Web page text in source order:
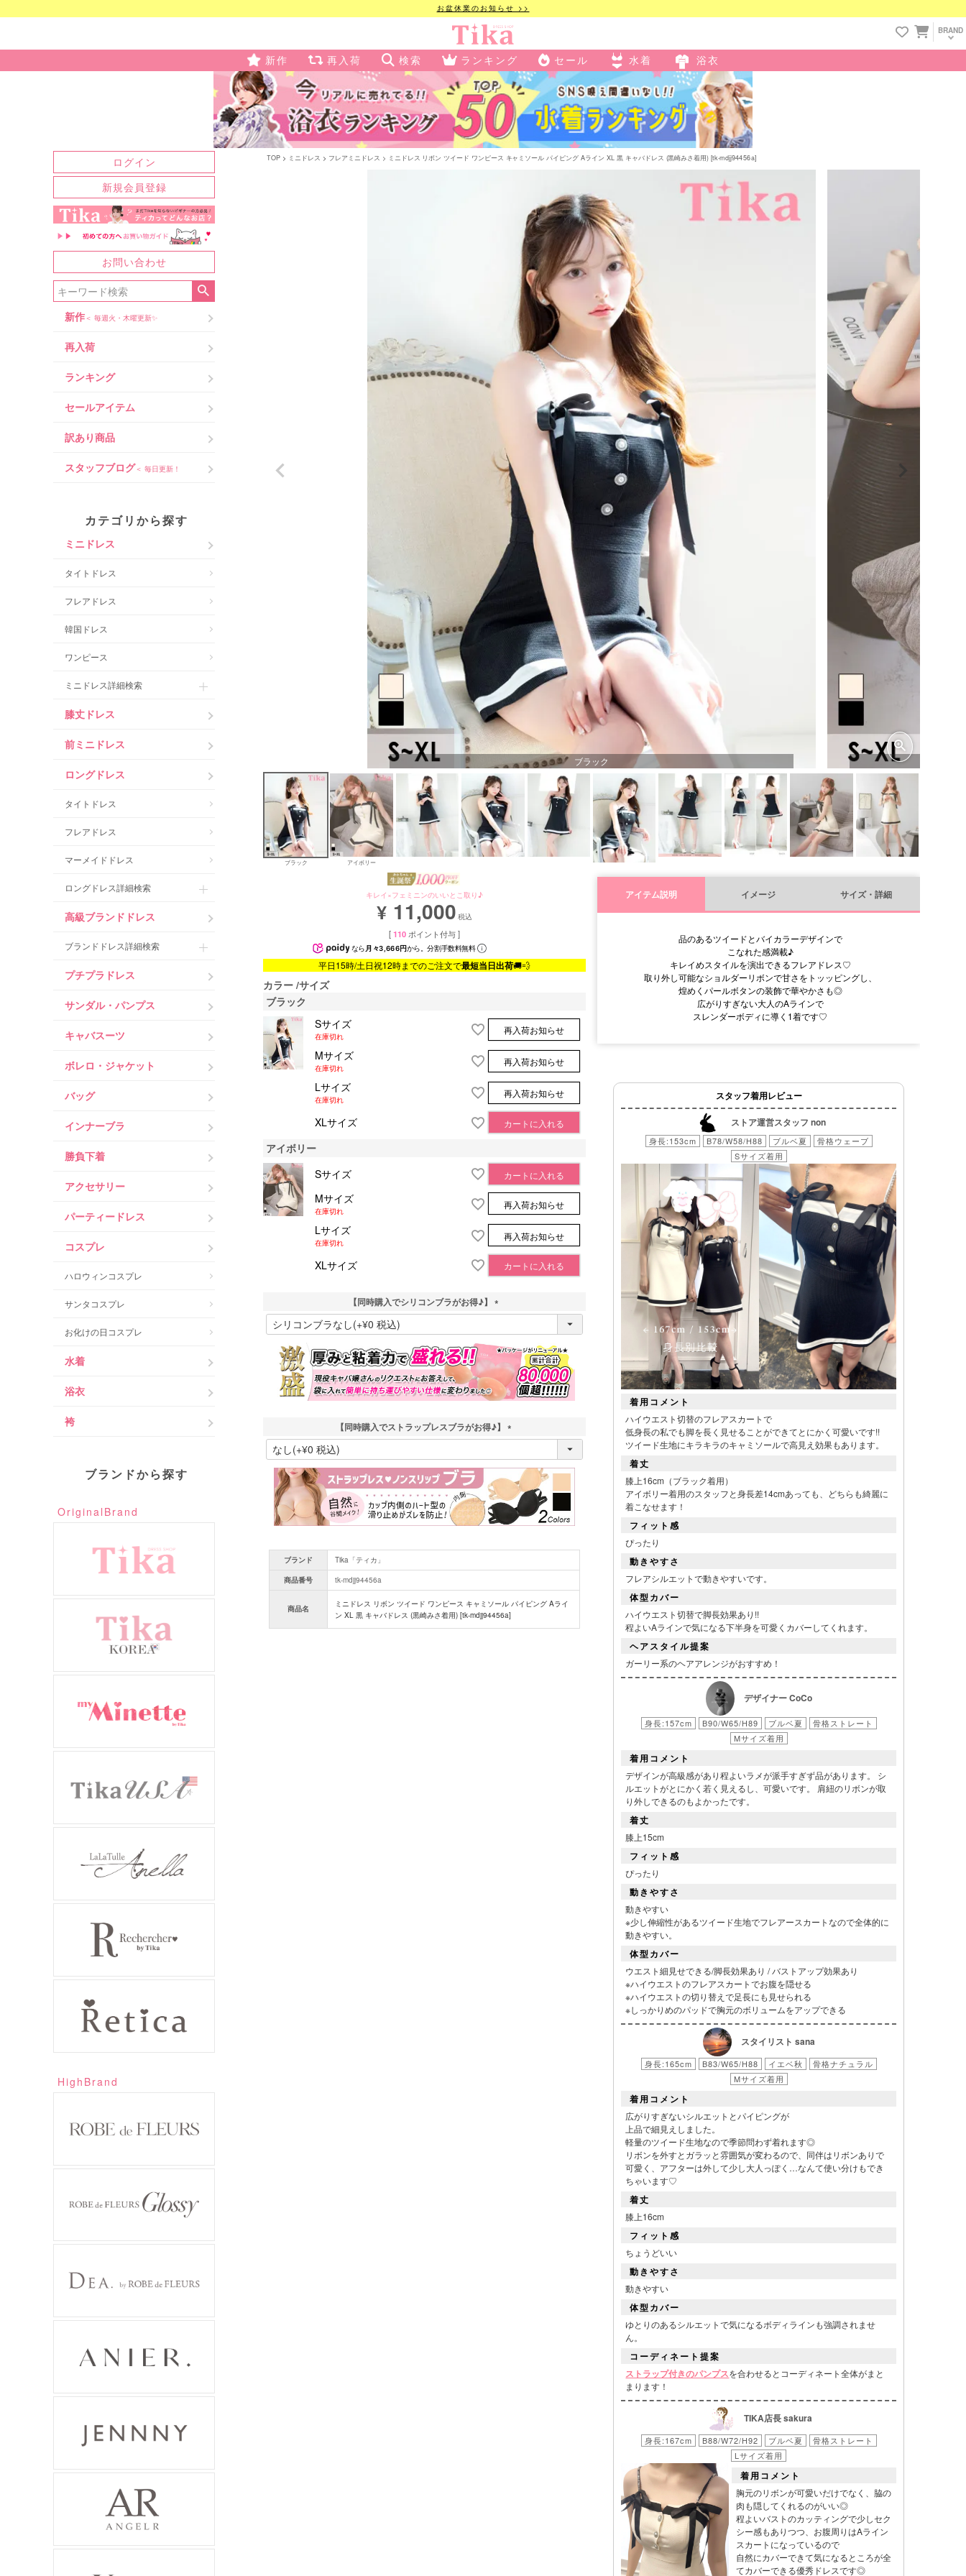
お盆休業のお知らせ >>
BRAND
新作 再入荷 検索 ランキング セール 水着 浴衣
ログイン
新規会員登録
お問い合わせ
新作＜ 毎週火・木曜更新✨
再入荷
ランキング
セールアイテム
訳あり商品
スタッフブログ＜ 毎日更新！
カテゴリから探す
ミニドレス
タイトドレス
フレアドレス
韓国ドレス
ワンピース
ミニドレス詳細検索
膝丈ドレス
前ミニドレス
ロングドレス
タイトドレス
フレアドレス
マーメイドドレス
ロングドレス詳細検索
高級ブランドドレス
ブランドドレス詳細検索
プチプラドレス
サンダル・パンプス
キャバスーツ
ボレロ・ジャケット
バッグ
インナーブラ
勝負下着
アクセサリー
パーティードレス
コスプレ
ハロウィンコスプレ
サンタコスプレ
お化けの日コスプレ
水着
浴衣
袴
ブランドから探す
OriginalBrand
HighBrand
TOP ミニドレス フレアミニドレス ミニドレス リボン ツイード ワンピース キャミソール パイピング Aライン XL 黒 キャバドレス (黒崎みさ着用) [tk-mdjj94456a]
ブラック
ブラック アイボリー
キレイ×フェミニンのいいとこ取り♪
¥ 11,000 税込
[110 ポイント付与 ]
なら 月々3,666円から。分割手数料無料
平日15時/土日祝12時までのご注文で最短当日出荷🚚💨
カラー サイズ
ブラック
Sサイズ
在庫切れ
再入荷お知らせ
Mサイズ
在庫切れ
再入荷お知らせ
Lサイズ
在庫切れ
再入荷お知らせ
XLサイズ カートに入れる
アイボリー
Sサイズ
カートに入れる
Mサイズ
在庫切れ
再入荷お知らせ
Lサイズ
在庫切れ
再入荷お知らせ
XLサイズ カートに入れる
【同時購入でシリコンブラがお得♪】
(
須
)
【同時購入でストラップレスブラがお得♪】
(
須
)
ブランド
Tika「ティカ」
商品番号
tk-mdjj94456a
商品名
ミニドレス リボン ツイード ワンピース キャミソール パイピング Aライ
ン XL 黒 キャバドレス (黒崎みさ着用) [tk-mdjj94456a]
アイテム説明 イメージ サイズ・詳細
品のあるツイードとバイカラーデザインで
こなれた感満載♪
キレイめスタイルを演出できるフレアドレス♡
取り外し可能なショルダーリボンで甘さをトッッピングし、
煌めくパールボタンの装飾で華やかさも◎
広がりすぎない大人のAラインで
スレンダーボディに導く1着です♡
■スペック表
■カラーバリエーション
スタッフ着用レビュー
ストア運営スタッフ non
身長:153cm B78/W58/H88 ブルベ夏
骨格ウェーブ
Sサイズ着用
着用コメント
ハイウエスト切替のフレアスカートで
低身長の私でも脚を長く見せることができてとにかく可愛いです!!
ツイード生地にキラキラのキャミソールで高見え効果もあります。
着丈
膝上16cm（ブラック着用）
アイボリー着用のスタッフと身長差14cmあっても、どちらも綺麗に
着こなせます！
フィット感
ぴったり
動きやすさ
フレアシルエットで動きやすいです。
体型カバー
ハイウエスト切替で脚長効果あり!!
程よいAラインで気になる下半身を可愛くカバーしてくれます。
ヘアスタイル提案
ガーリー系のヘアアレンジがおすすめ！
デザイナー CoCo
身長:157cm B90/W65/H89 ブルベ夏
骨格ストレート
Mサイズ着用
着用コメント
デザインが高級感があり程よいラメが派手すぎず品があります。 シ
ルエットがとにかく若く見えるし、可愛いです。 肩紐のリボンが取
り外しできるのもよかったです。
着丈
膝上15cm
フィット感
ぴったり
動きやすさ
動きやすい
※少し伸縮性があるツイード生地でフレアースカートなので全体的に
動きやすい。
体型カバー
ウエスト細見せできる/脚長効果あり / バストアップ効果あり
※ハイウエストのフレアスカートでお腹を隠せる
※ハイウエストの切り替えで足長にも見せられる
※しっかりめのパッドで胸元のボリュームをアップできる
スタイリスト sana
身長:165cm B83/W65/H88 イエベ秋
骨格ナチュラル
Mサイズ着用
着用コメント
広がりすぎないシルエットとパイピングが
上品で細見えしました。
軽量のツイード生地なので季節問わず着れます◎
リボンを外すとガラッと雰囲気が変わるので、同伴はリボンありで
可愛く、アフターは外して少し大人っぽく…なんて使い分けもでき
ちゃいます♡
着丈
膝上16cm
フィット感
ちょうどいい
動きやすさ
動きやすい
体型カバー
ゆとりのあるシルエットで気になるボディラインも強調されませ
ん。
コーディネート提案
ストラップ付きのパンプスを合わせるとコーディネート全体がまと
まります！
TIKA店長 sakura
身長:167cm B88/W72/H92 ブルベ夏
骨格ストレート
Lサイズ着用
着用コメント
胸元のリボンが可愛いだけでなく、脇の
肉も隠してくれるのがいい◎
程よいバストのカッティングで少しセク
シー感もありつつ、お腹周りはAライン
スカートになっているので
自然にカバーできて気になるところが全
てカバーできる優秀ドレスです◎